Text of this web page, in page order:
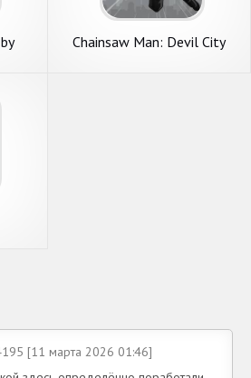
Chainsaw Man: Devil City
[11 марта 2026 01:46]